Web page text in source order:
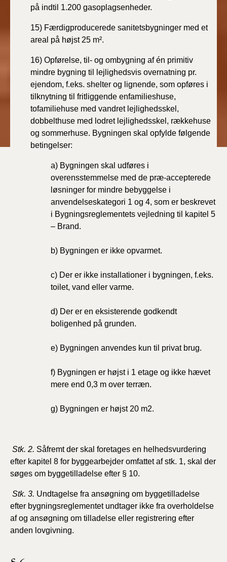
på indtil 1.200 gasoplagsenheder.
15) Færdigproducerede sanitetsbygninger med et
areal på højst 25 m².
16) Opførelse, til- og ombygning af én primitiv
mindre bygning til lejlighedsvis overnatning pr.
ejendom, f.eks. shelter og lignende, som opføres i
tilknytning til fritliggende enfamilieshuse,
tofamiliehuse med vandret lejlighedsskel,
dobbelthuse med lodret lejlighedsskel, rækkehuse
og sommerhuse. Bygningen skal opfylde følgende
betingelser:
a) Bygningen skal udføres i
overensstemmelse med de præ-accepterede
løsninger for mindre bebyggelse i
anvendelseskategori 1 og 4, som er beskrevet
i Bygningsreglementets vejledning til kapitel 5
– Brand.
b) Bygningen er ikke opvarmet.
c) Der er ikke installationer i bygningen, f.eks.
toilet, vand eller varme.
d) Der er en eksisterende godkendt
boligenhed på grunden.
e) Bygningen anvendes kun til privat brug.
f) Bygningen er højst i 1 etage og ikke hævet
mere end 0,3 m over terræn.
g) Bygningen er højst 20 m2.
Stk. 2. Såfremt der skal foretages en helhedsvurdering
efter kapitel 8 for byggearbejder omfattet af stk. 1, skal der
søges om byggetilladelse efter § 10.
Stk. 3. Undtagelse fra ansøgning om byggetilladelse
efter bygningsreglementet undtager ikke fra overholdelse
af og ansøgning om tilladelse eller registrering efter
anden lovgivning.